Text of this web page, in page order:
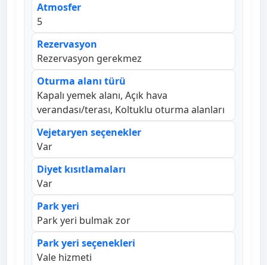
Atmosfer
5
Rezervasyon
Rezervasyon gerekmez
Oturma alanı türü
Kapalı yemek alanı, Açık hava
verandası/terası, Koltuklu oturma alanları
Vejetaryen seçenekler
Var
Diyet kısıtlamaları
Var
Park yeri
Park yeri bulmak zor
Park yeri seçenekleri
Vale hizmeti